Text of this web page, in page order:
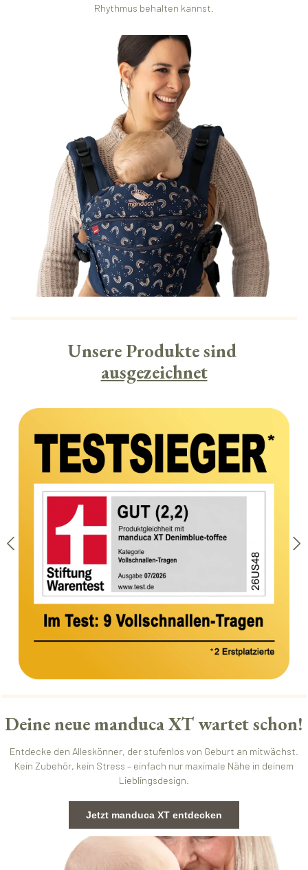
Rhythmus behalten kannst.
Unsere Produkte sind
ausgezeichnet
Bildergalerie überspringen
Deine neue manduca XT wartet schon!
Entdecke den Alleskönner, der stufenlos von Geburt an mitwächst.
Kein Zubehör, kein Stress – einfach nur maximale Nähe in deinem
Lieblingsdesign.
Jetzt manduca XT entdecken